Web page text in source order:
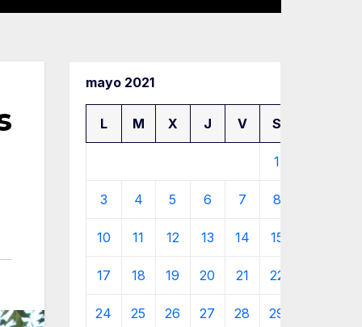
mayo 2021
L M X J V S
1
3 4 5 6 7 8
10 11 12 13 14 15
17 18 19 20 21 22
24 25 26 27 28 29